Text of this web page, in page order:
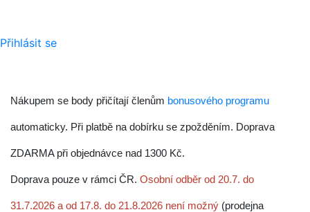
Přihlásit se
Nákupem se body přičítají členům bonusového programu
automaticky. Při platbě na dobírku se zpožděním. Doprava
ZDARMA při objednávce nad 1300 Kč.
Doprava pouze v rámci ČR. Osobní odběr od 20.7. do
31.7.2026 a od 17.8. do 21.8.2026 není možný (prodejna